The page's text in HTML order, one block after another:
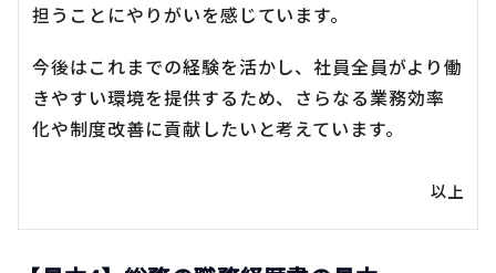
担うことにやりがいを感じています。
今後はこれまでの経験を活かし、社員全員がより働
きやすい環境を提供するため、さらなる業務効率
化や制度改善に貢献したいと考えています。
以上